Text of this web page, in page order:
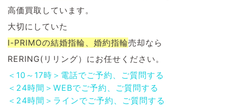
高価買取しています。
大切にしていた
I-PRIMOの結婚指輪、婚約指輪売却なら
RERING(リリング）にお任せください。
＜10～17時＞電話でご予約、ご質問する
＜24時間＞WEBでご予約、ご質問する
＜24時間＞ラインでご予約、ご質問する